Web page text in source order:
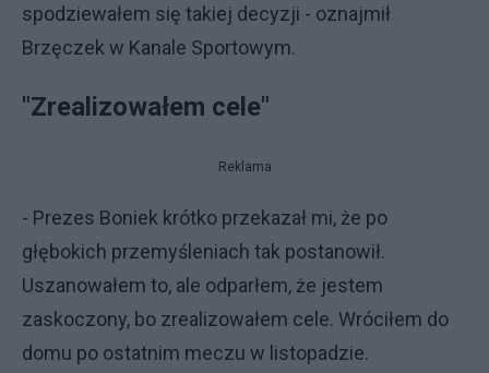
spodziewałem się takiej decyzji - oznajmił
Brzęczek w Kanale Sportowym.
"Zrealizowałem cele"
Reklama
- Prezes Boniek krótko przekazał mi, że po
głębokich przemyśleniach tak postanowił.
Uszanowałem to, ale odparłem, że jestem
zaskoczony, bo zrealizowałem cele. Wróciłem do
domu po ostatnim meczu w listopadzie.